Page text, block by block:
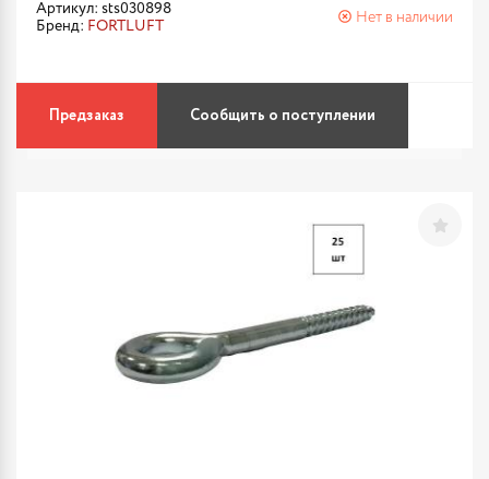
Артикул: sts030898
Бренд: FORTLUFT
Нет в наличии
Предзаказ Сообщить о поступлении